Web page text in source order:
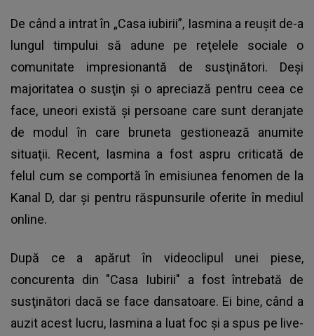
De când a intrat în „Casa iubirii”, Iasmina a reuşit de-a
lungul timpului să adune pe reţelele sociale o
comunitate impresionantă de susţinători. Deşi
majoritatea o susţin şi o apreciază pentru ceea ce
face, uneori există şi persoane care sunt deranjate
de modul în care bruneta gestionează anumite
situaţii. Recent, Iasmina a fost aspru criticată de
felul cum se comportă în emisiunea fenomen de la
Kanal D, dar şi pentru răspunsurile oferite în mediul
online.
După ce a apărut în videoclipul unei piese,
concurenta din "Casa Iubirii" a fost întrebată de
susţinători dacă se face dansatoare. Ei bine, când a
auzit acest lucru, Iasmina a luat foc şi a spus pe live-